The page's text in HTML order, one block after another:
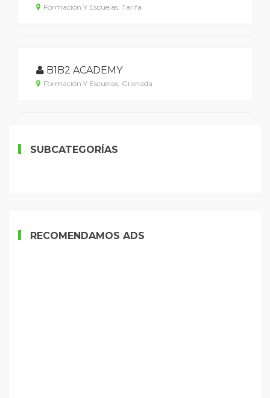
Formación Y Escuelas, Tarifa
B1B2 ACADEMY
Formación Y Escuelas, Granada
SUBCATEGORÍAS
RECOMENDAMOS ADS